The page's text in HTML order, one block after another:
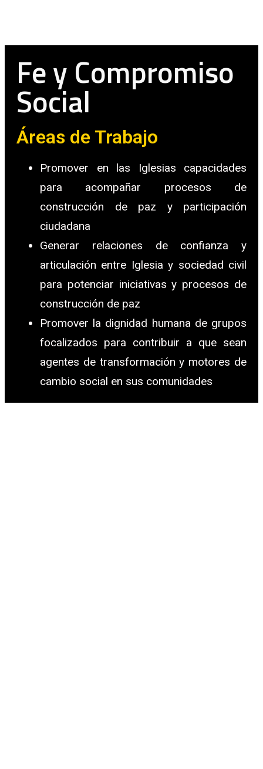
Fe y Compromiso
Social
Áreas de Trabajo
Promover en las Iglesias capacidades
para acompañar procesos de
construcción de paz y participación
ciudadana
Generar relaciones de confianza y
articulación entre Iglesia y sociedad civil
para potenciar iniciativas y procesos de
construcción de paz
Promover la dignidad humana de grupos
focalizados para contribuir a que sean
agentes de transformación y motores de
cambio social en sus comunidades